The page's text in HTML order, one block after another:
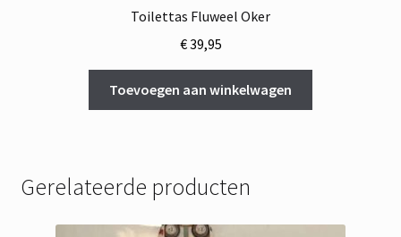
Toilettas Fluweel Oker
€39,95
Toevoegen aan winkelwagen
Gerelateerde producten